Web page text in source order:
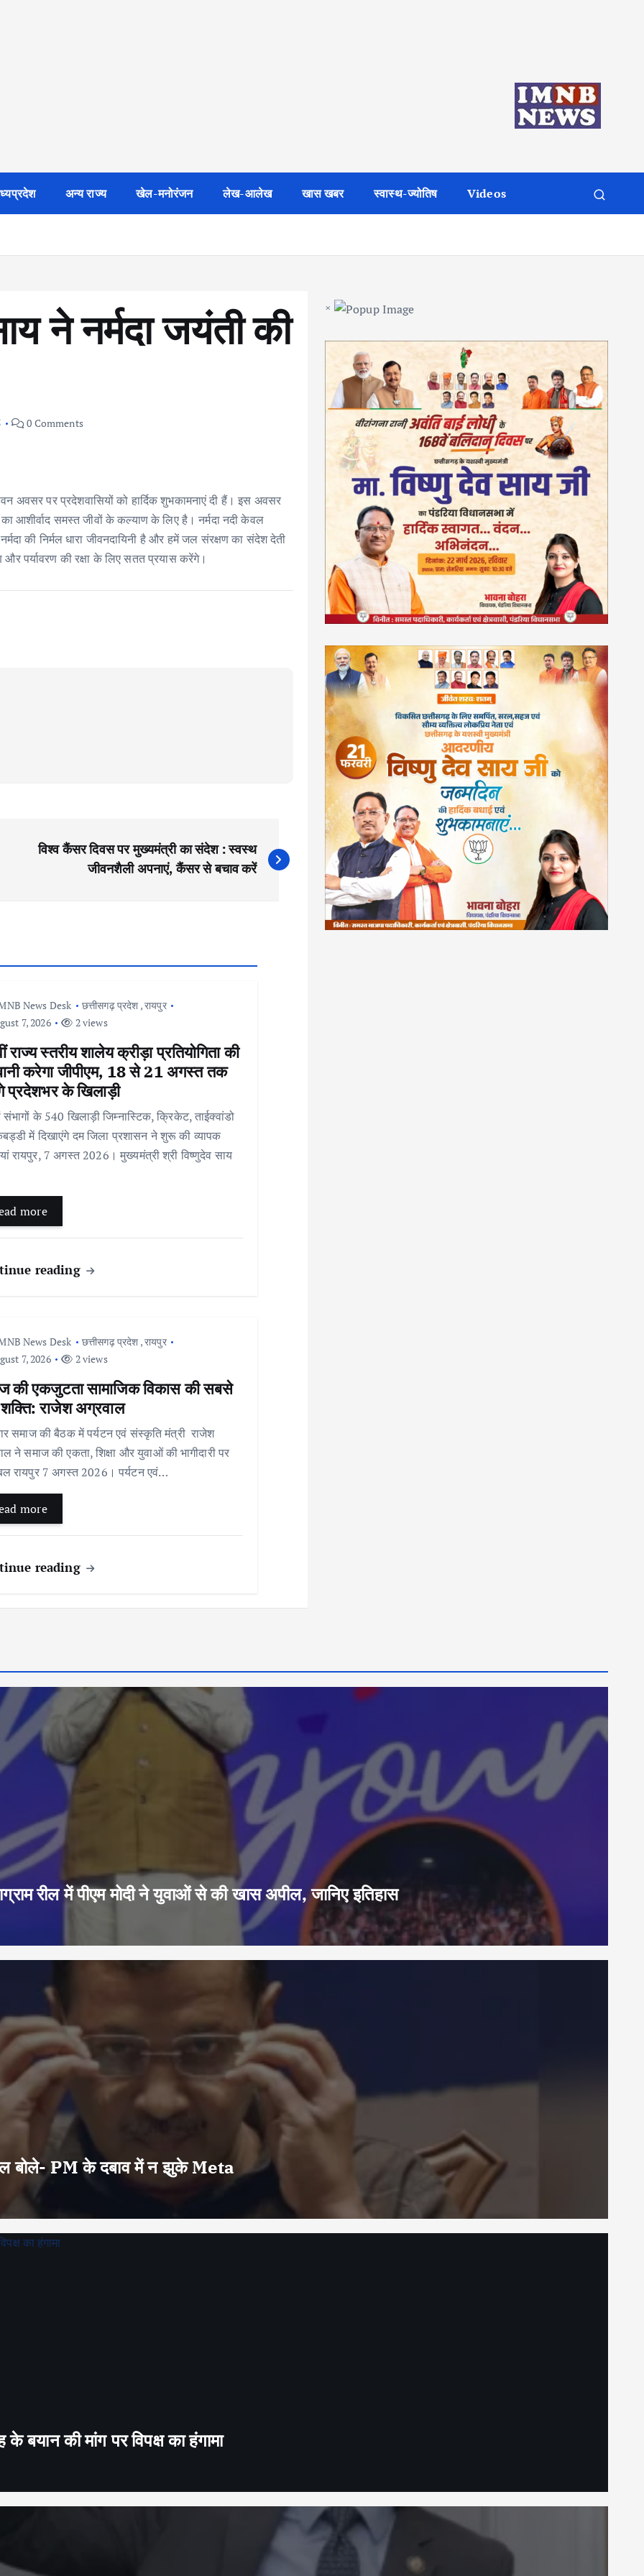
अन्य राज्य खेल-मनोरंजन लेख-आलेख खास खबर स्वास्थ-ज्योतिष Videos
ने नर्मदा जयंती की
0 Comments
अवसर पर प्रदेशवासियों को हार्दिक शुभकामनाएं दी हैं। इस अवसर
का आशीर्वाद समस्त जीवों के कल्याण के लिए है। नर्मदा नदी केवल
की निर्मल धारा जीवनदायिनी है और हमें जल संरक्षण का संदेश देती
पर्यावरण की रक्षा के लिए सतत प्रयास करेंगे।
विश्व कैंसर दिवस पर मुख्यमंत्री का संदेश : स्वस्थ
जीवनशैली अपनाएं, कैंसर से बचाव करें
News Desk छत्तीसगढ़ प्रदेश ,रायपुर
7, 2026
2 views
राज्य स्तरीय शालेय क्रीड़ा प्रतियोगिता की
करेगा जीपीएम, 18 से 21 अगस्त तक
प्रदेशभर के खिलाड़ी
संभागों के 540 खिलाड़ी जिम्नास्टिक, क्रिकेट, ताईक्वांडो
में दिखाएंगे दम जिला प्रशासन ने शुरू की व्यापक
रायपुर, 7 अगस्त 2026। मुख्यमंत्री श्री विष्णुदेव साय
more
reading
News Desk छत्तीसगढ़ प्रदेश ,रायपुर
7, 2026
2 views
की एकजुटता सामाजिक विकास की सबसे
राजेश अग्रवाल
समाज की बैठक में पर्यटन एवं संस्कृति मंत्री राजेश
ने समाज की एकता, शिक्षा और युवाओं की भागीदारी पर
रायपुर 7 अगस्त 2026। पर्यटन एवं…
more
reading
×
रील में पीएम मोदी ने युवाओं से की खास अपील, जानिए इतिहास
बोले- PM के दबाव में न झुके Meta
बयान की मांग पर विपक्ष का हंगामा